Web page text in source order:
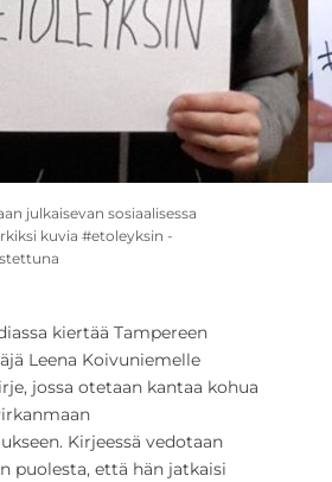
julkaisevan sosiaalisessa
kuvia #etoleyksin -
kiertää Tampereen
Leena Koivuniemelle
jossa otetaan kantaa kohua
Kirjeessä vedotaan
puolesta, että hän jatkaisi